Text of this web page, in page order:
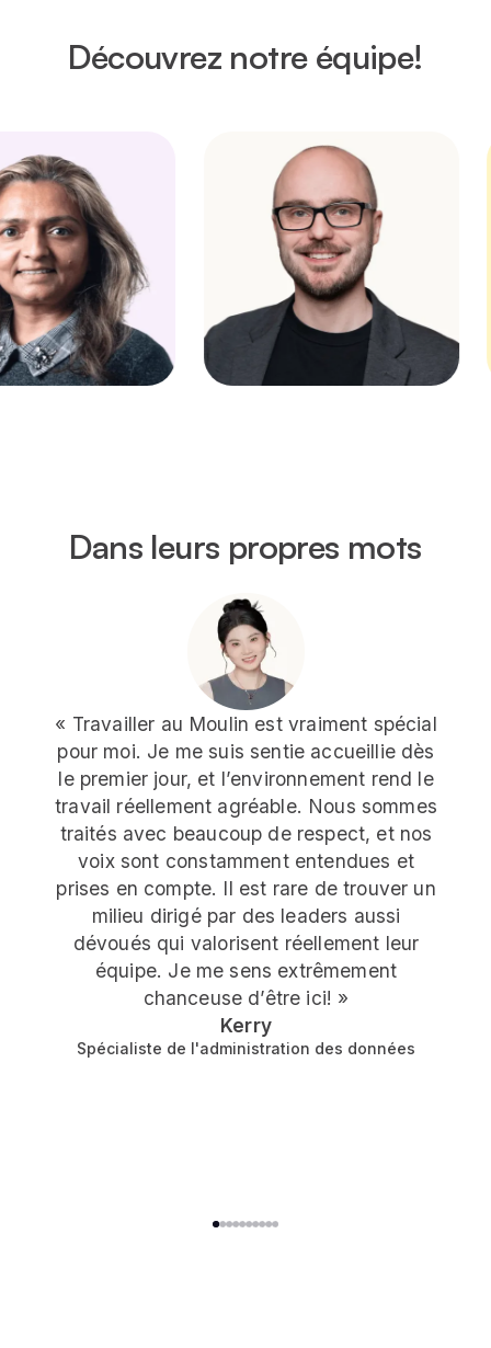
Découvrez notre équipe!
Dans leurs propres mots
« Travailler au Moulin est vraiment spécial
pour moi. Je me suis sentie accueillie dès
le premier jour, et l’environnement rend le
travail réellement agréable. Nous sommes
traités avec beaucoup de respect, et nos
voix sont constamment entendues et
prises en compte. Il est rare de trouver un
milieu dirigé par des leaders aussi
dévoués qui valorisent réellement leur
équipe. Je me sens extrêmement
chanceuse d’être ici! »
Kerry
Spécialiste de l'administration des données
123456789